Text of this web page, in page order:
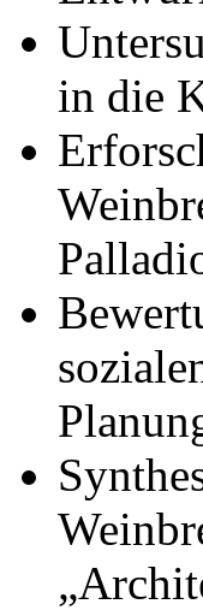
in die